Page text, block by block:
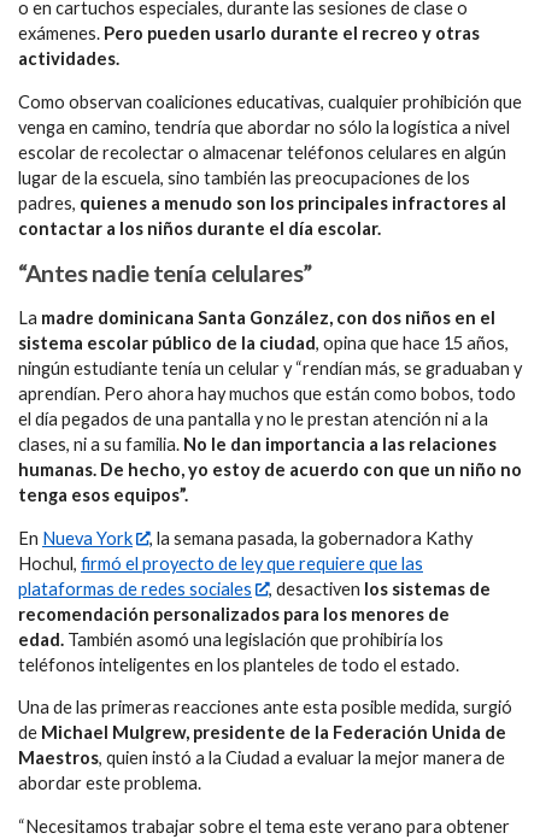
o en cartuchos especiales, durante las sesiones de clase o
exámenes. Pero pueden usarlo durante el recreo y otras
actividades.
Como observan coaliciones educativas, cualquier prohibición que
venga en camino, tendría que abordar no sólo la logística a nivel
escolar de recolectar o almacenar teléfonos celulares en algún
lugar de la escuela, sino también las preocupaciones de los
padres, quienes a menudo son los principales infractores al
contactar a los niños durante el día escolar.
“Antes nadie tenía celulares”
La madre dominicana Santa González, con dos niños en el
sistema escolar público de la ciudad, opina que hace 15 años,
ningún estudiante tenía un celular y “rendían más, se graduaban y
aprendían. Pero ahora hay muchos que están como bobos, todo
el día pegados de una pantalla y no le prestan atención ni a la
clases, ni a su familia. No le dan importancia a las relaciones
humanas. De hecho, yo estoy de acuerdo con que un niño no
tenga esos equipos”.
En Nueva York
, la semana pasada, la gobernadora Kathy
Hochul, firmó el proyecto de ley que requiere que las
plataformas de redes sociales
, desactiven los sistemas de
recomendación personalizados para los menores de
edad. También asomó una legislación que prohibiría los
teléfonos inteligentes en los planteles de todo el estado.
Una de las primeras reacciones ante esta posible medida, surgió
de Michael Mulgrew, presidente de la Federación Unida de
Maestros, quien instó a la Ciudad a evaluar la mejor manera de
abordar este problema.
“Necesitamos trabajar sobre el tema este verano para obtener